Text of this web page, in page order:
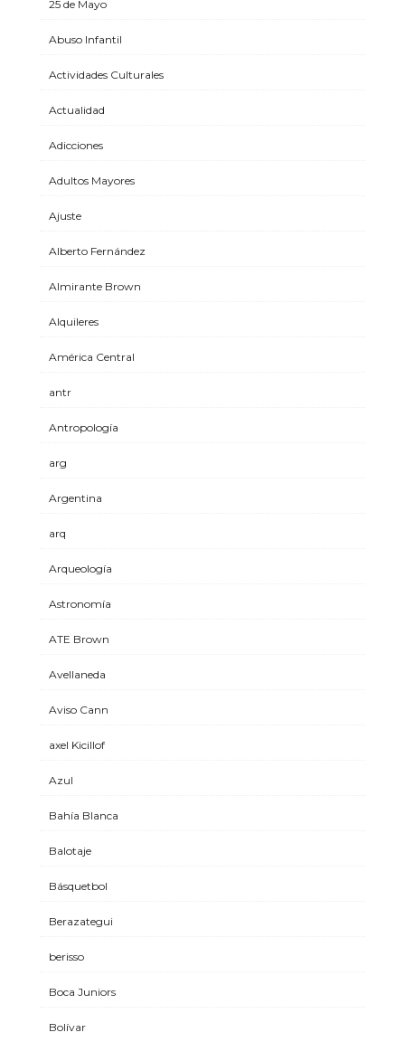
25 de Mayo
Abuso Infantil
Actividades Culturales
Actualidad
Adicciones
Adultos Mayores
Ajuste
Alberto Fernández
Almirante Brown
Alquileres
América Central
antr
Antropología
arg
Argentina
arq
Arqueología
Astronomía
ATE Brown
Avellaneda
Aviso Cann
axel Kicillof
Azul
Bahía Blanca
Balotaje
Básquetbol
Berazategui
berisso
Boca Juniors
Bolívar